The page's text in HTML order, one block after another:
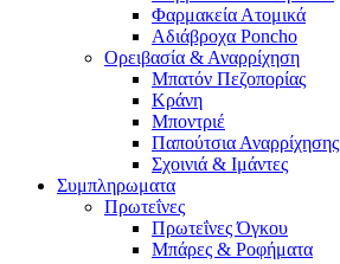
Φαρμακεία Ατομικά
Αδιάβροχα Poncho
Ορειβασία & Αναρρίχηση
Μπατόν Πεζοπορίας
Κράνη
Μποντριέ
Παπούτσια Αναρρίχησης
Σχοινιά & Ιμάντες
Συμπληρωματα
Πρωτεΐνες
Πρωτεΐνες Όγκου
Μπάρες & Ροφήματα